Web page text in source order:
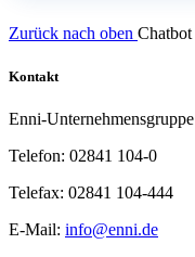
Zurück nach oben Chatbot
Kontakt
Enni-Unternehmensgruppe
Telefon: 02841 104-0
Telefax: 02841 104-444
E-Mail: info@enni.de